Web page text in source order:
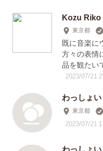
Kozu Riko
東京都
既に音楽に
方々の表情
品を観たいで
2023/07/21
わっしょい
東京都
2023/07/21